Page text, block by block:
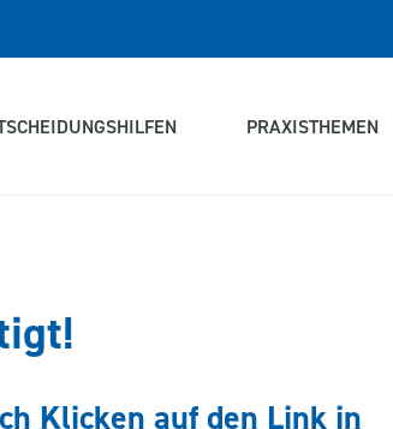
PRAXISTHEMEN
Klicken auf den Link in